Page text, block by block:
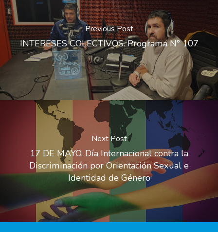
Previous Post
INTERESES COLECTIVOS. Programa N° 107
Next Post
17 DE MAYO. Día Internacional contra la
Discriminación por Orientación Sexual e
Identidad de Género